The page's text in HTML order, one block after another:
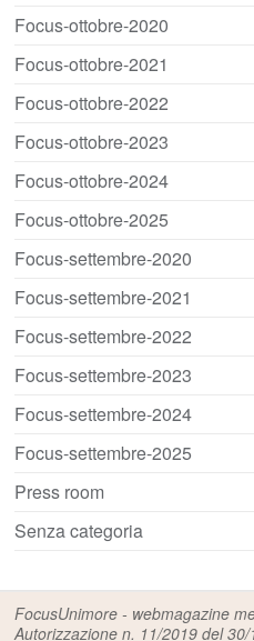
Focus-ottobre-2020
Focus-ottobre-2021
Focus-ottobre-2022
Focus-ottobre-2023
Focus-ottobre-2024
Focus-ottobre-2025
Focus-settembre-2020
Focus-settembre-2021
Focus-settembre-2022
Focus-settembre-2023
Focus-settembre-2024
Focus-settembre-2025
Press room
Senza categoria
FocusUnimore - webmagazine
Autorizzazione n. 11/2019 del